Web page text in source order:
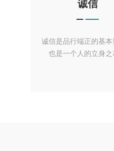
诚信
诚信是品行端正的基本
也是一个人的立身之